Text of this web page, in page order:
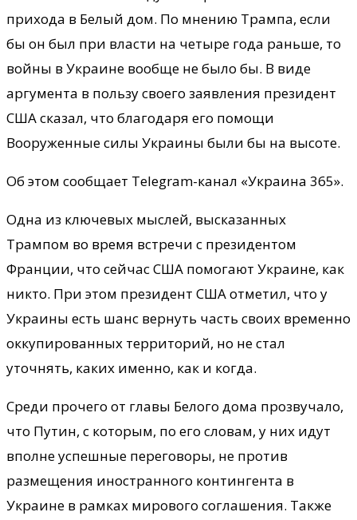
прихода в Белый дом. По мнению Трампа, если
бы он был при власти на четыре года раньше, то
войны в Украине вообще не было бы. В виде
аргумента в пользу своего заявления президент
США сказал, что благодаря его помощи
Вооруженные силы Украины были бы на высоте.
Об этом сообщает Telegram-канал «Украина 365».
Одна из ключевых мыслей, высказанных
Трампом во время встречи с президентом
Франции, что сейчас США помогают Украине, как
никто. При этом президент США отметил, что у
Украины есть шанс вернуть часть своих временно
оккупированных территорий, но не стал
уточнять, каких именно, как и когда.
Среди прочего от главы Белого дома прозвучало,
что Путин, с которым, по его словам, у них идут
вполне успешные переговоры, не против
размещения иностранного контингента в
Украине в рамках мирового соглашения. Также